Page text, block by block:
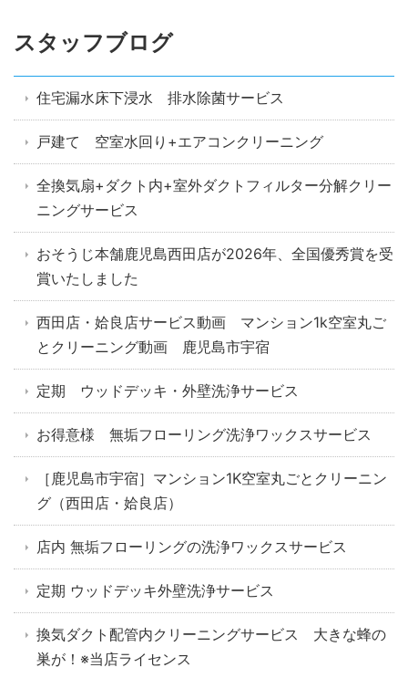
スタッフブログ
住宅漏水床下浸水 排水除菌サービス
戸建て 空室水回り+エアコンクリーニング
全換気扇+ダクト内+室外ダクトフィルター分解クリー
ニングサービス
おそうじ本舗鹿児島西田店が2026年、全国優秀賞を受
賞いたしました
西田店・姶良店サービス動画 マンション1k空室丸ご
とクリーニング動画 鹿児島市宇宿
定期 ウッドデッキ・外壁洗浄サービス
お得意様 無垢フローリング洗浄ワックスサービス
［鹿児島市宇宿］マンション1K空室丸ごとクリーニン
グ（西田店・姶良店）
店内 無垢フローリングの洗浄ワックスサービス
定期 ウッドデッキ外壁洗浄サービス
換気ダクト配管内クリーニングサービス 大きな蜂の
巣が！※当店ライセンス